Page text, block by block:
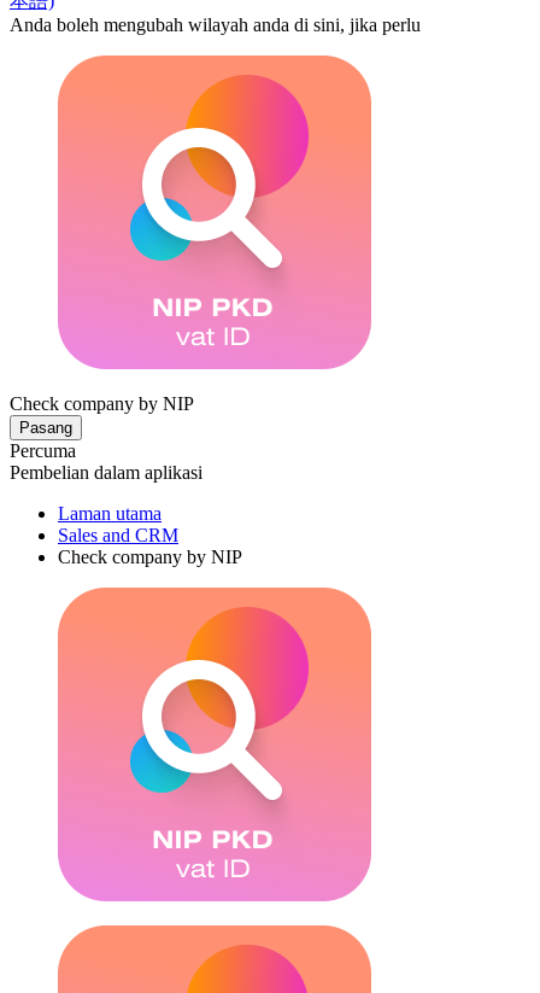
Anda boleh mengubah wilayah anda di sini, jika perlu
Check company by NIP
Pasang
Percuma
Pembelian dalam aplikasi
Laman utama
Sales and CRM
Check company by NIP